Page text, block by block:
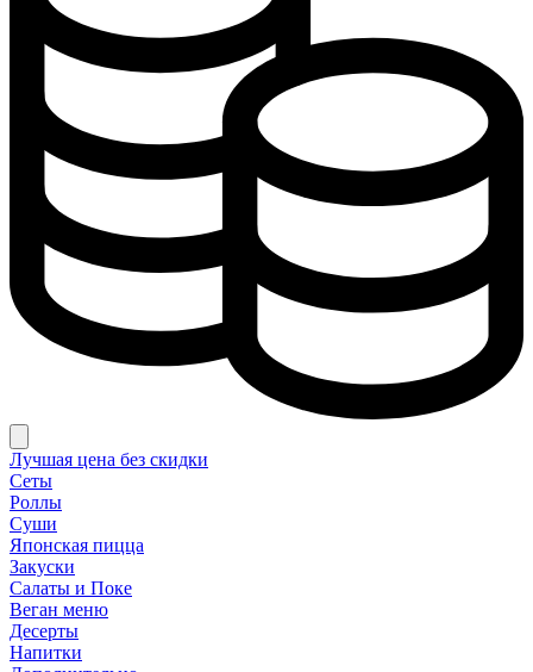
Лучшая цена без скидки
Сеты
Роллы
Суши
Японская пицца
Закуски
Салаты и Поке
Веган меню
Десерты
Напитки